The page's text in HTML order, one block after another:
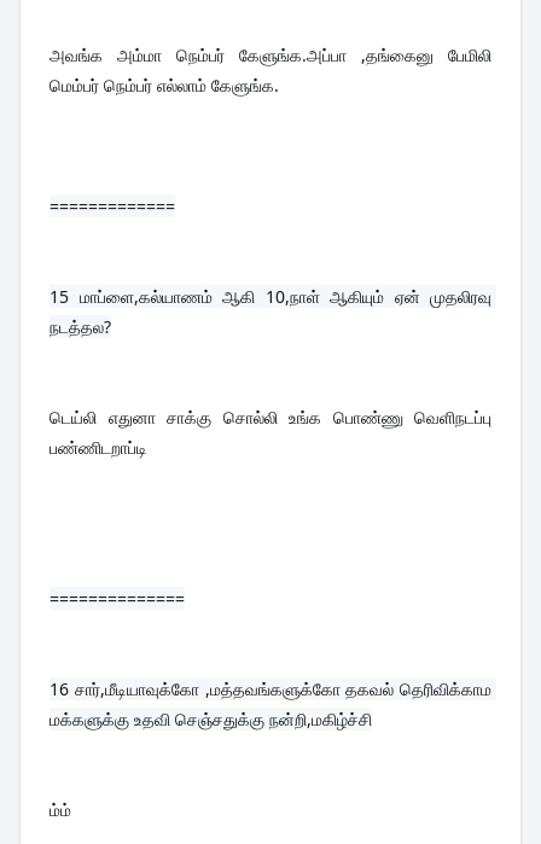
அவங்க அம்மா நெம்பர் கேளுங்க.அப்பா ,தங்கைனு பேமிலி
மெம்பர் நெம்பர் எல்லாம் கேளுங்க.
=============
15 மாப்ளை,கல்யாணம் ஆகி 10,நாள் ஆகியும் ஏன் முதலிரவு
நடத்தல?
டெய்லி எதுனா சாக்கு சொல்லி உங்க பொண்ணு வெளிநடப்பு
பண்ணிடறாப்டி
==============
16 சார்,மீடியாவுக்கோ ,மத்தவங்களுக்கோ தகவல் தெரிவிக்காம
மக்களுக்கு உதவி செஞ்சதுக்கு நன்றி,மகிழ்ச்சி
ம்ம்